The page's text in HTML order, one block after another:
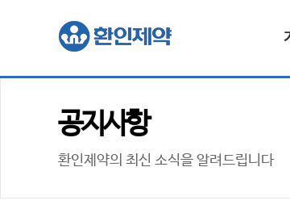
공지사항
환인제약의 최신 소식을 알려드립니다